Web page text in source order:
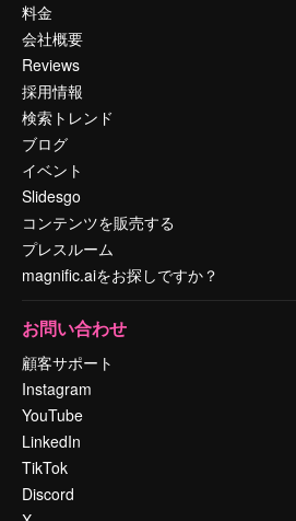
料金
会社概要
Reviews
採用情報
検索トレンド
ブログ
イベント
Slidesgo
コンテンツを販売する
プレスルーム
magnific.aiをお探しですか？
お問い合わせ
顧客サポート
Instagram
YouTube
LinkedIn
TikTok
Discord